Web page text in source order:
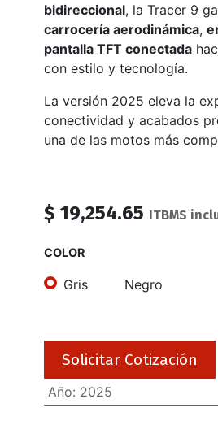
bidireccional, la Tracer 9
carrocería aerodinámica,
pantalla TFT conectada
con estilo y tecnología.
La versión 2025 eleva la
conectividad y acabados
una de las motos más
$ 19,254.65 ITBMS
COLOR
Gris Negro
Solicitar Cotización
Año: 2025